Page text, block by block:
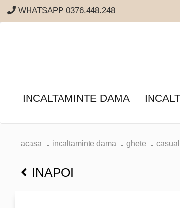
WHATSAPP 0376.448.248
INCALTAMINTE DAMA
acasa incaltaminte dama ghete casual
INAPOI